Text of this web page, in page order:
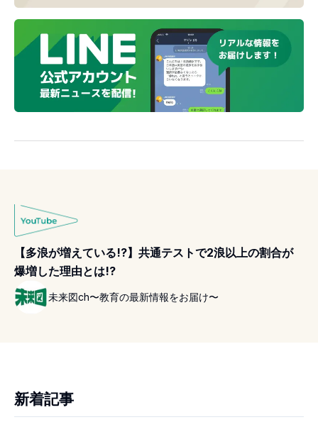
【多浪が増えている!?】共通テストで2浪以上の割合が
爆増した理由とは!?
未来図ch〜教育の最新情報をお届け〜
新着記事